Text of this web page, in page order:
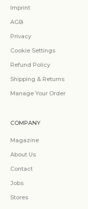
Imprint
AGB
Privacy
Cookie Settings
Refund Policy
Shipping & Returns
Manage Your Order
COMPANY
Magazine
About Us
Contact
Jobs
Stores